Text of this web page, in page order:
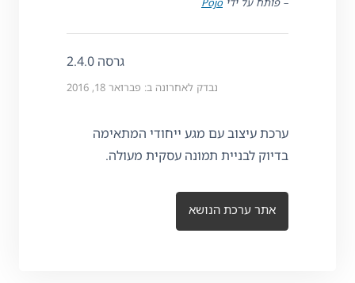
גרסה 2.4.0
נבדק לאחרונה ב: פברואר 18, 2016
ערכת עיצוב עם מגע ייחודי המתאימה
בדיוק לבניית תמונה עסקית מעולה.
אתר ערכת הנושא